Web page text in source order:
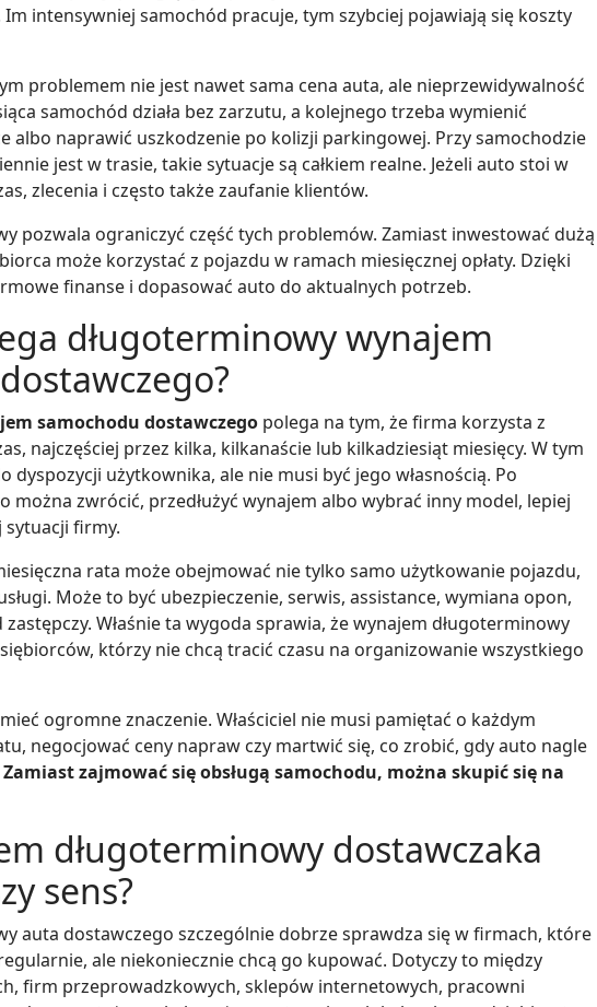
intensywniej samochód pracuje, tym szybciej pojawiają się koszty
problemem nie jest nawet sama cena auta, ale nieprzewidywalność
samochód działa bez zarzutu, a kolejnego trzeba wymienić
albo naprawić uszkodzenie po kolizji parkingowej. Przy samochodzie
jest w trasie, takie sytuacje są całkiem realne. Jeżeli auto stoi w
zlecenia i często także zaufanie klientów.
pozwala ograniczyć część tych problemów. Zamiast inwestować dużą
może korzystać z pojazdu w ramach miesięcznej opłaty. Dzięki
finanse i dopasować auto do aktualnych potrzeb.
długoterminowy wynajem
samochodu dostawczego polega na tym, że firma korzysta z
najczęściej przez kilka, kilkanaście lub kilkadziesiąt miesięcy. W tym
dyspozycji użytkownika, ale nie musi być jego własnością. Po
można zwrócić, przedłużyć wynajem albo wybrać inny model, lepiej
sytuacji firmy.
rata może obejmować nie tylko samo użytkowanie pojazdu,
Może to być ubezpieczenie, serwis, assistance, wymiana opon,
Właśnie ta wygoda sprawia, że wynajem długoterminowy
którzy nie chcą tracić czasu na organizowanie wszystkiego
ogromne znaczenie. Właściciel nie musi pamiętać o każdym
negocjować ceny napraw czy martwić się, co zrobić, gdy auto nagle
Zamiast zajmować się obsługą samochodu, można skupić się na
długoterminowy dostawczaka
sens?
auta dostawczego szczególnie dobrze sprawdza się w firmach, które
ale niekoniecznie chcą go kupować. Dotyczy to między
firm przeprowadzkowych, sklepów internetowych, pracowni